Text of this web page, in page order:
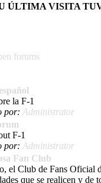
ÚLTIMA VISITA
forums
la F-1
por: Administrator
F-1
por: Administrator
Fan Club
el Club de Fans Oficial
que se realicen y de